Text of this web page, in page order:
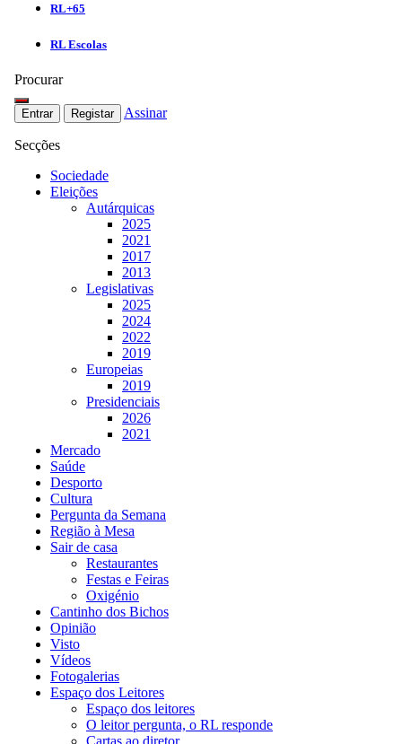
RL+65
RL Escolas
Procurar
Entrar Registar Assinar
Secções
Sociedade
Eleições
Autárquicas
2025
2021
2017
2013
Legislativas
2025
2024
2022
2019
Europeias
2019
Presidenciais
2026
2021
Mercado
Saúde
Desporto
Cultura
Pergunta da Semana
Região à Mesa
Sair de casa
Restaurantes
Festas e Feiras
Oxigénio
Cantinho dos Bichos
Opinião
Visto
Vídeos
Fotogalerias
Espaço dos Leitores
Espaço dos leitores
O leitor pergunta, o RL responde
Cartas ao diretor